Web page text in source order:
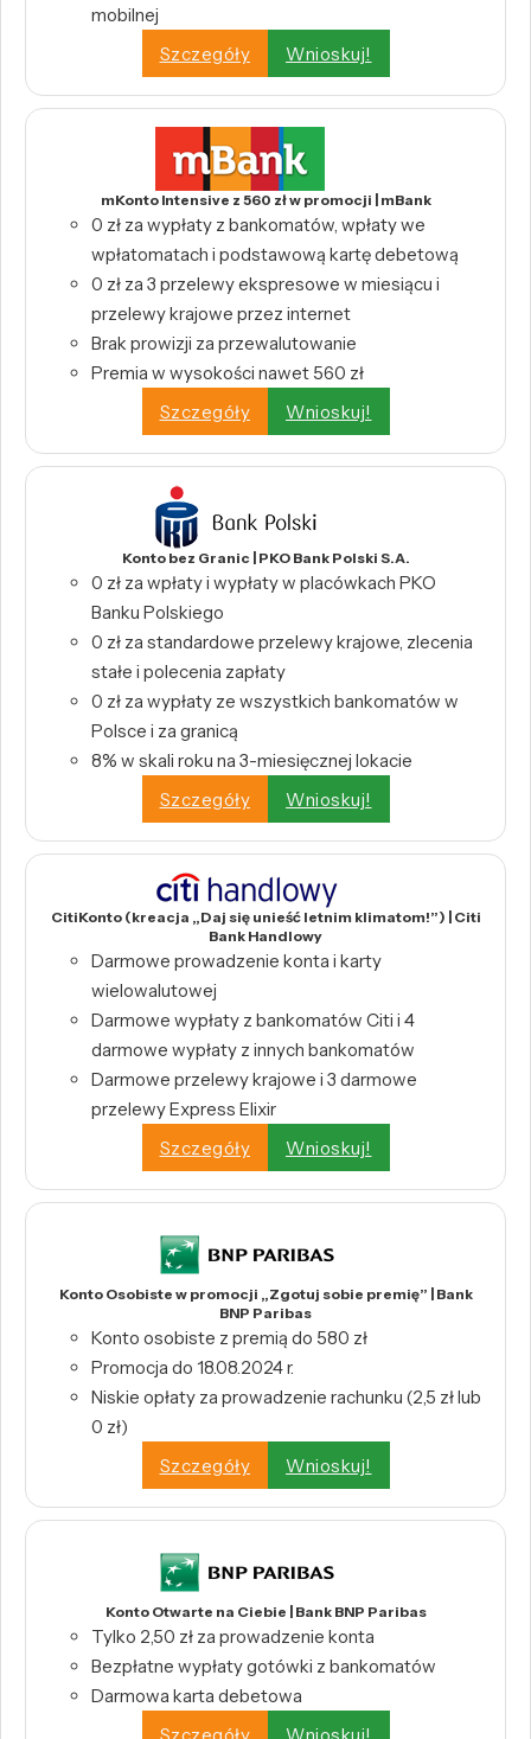
mobilnej
Szczegóły
Wnioskuj!
mKonto Intensive z 560 zł w promocji | mBank
0 zł za wypłaty z bankomatów, wpłaty we
wpłatomatach i podstawową kartę debetową
0 zł za 3 przelewy ekspresowe w miesiącu i
przelewy krajowe przez internet
Brak prowizji za przewalutowanie
Premia w wysokości nawet 560 zł
Szczegóły
Wnioskuj!
Konto bez Granic | PKO Bank Polski S.A.
0 zł za wpłaty i wypłaty w placówkach PKO
Banku Polskiego
0 zł za standardowe przelewy krajowe, zlecenia
stałe i polecenia zapłaty
0 zł za wypłaty ze wszystkich bankomatów w
Polsce i za granicą
8% w skali roku na 3-miesięcznej lokacie
Szczegóły
Wnioskuj!
CitiKonto (kreacja „Daj się unieść letnim klimatom!”) | Citi
Bank Handlowy
Darmowe prowadzenie konta i karty
wielowalutowej
Darmowe wypłaty z bankomatów Citi i 4
darmowe wypłaty z innych bankomatów
Darmowe przelewy krajowe i 3 darmowe
przelewy Express Elixir
Szczegóły
Wnioskuj!
Konto Osobiste w promocji „Zgotuj sobie premię” | Bank
BNP Paribas
Konto osobiste z premią do 580 zł
Promocja do 18.08.2024 r.
Niskie opłaty za prowadzenie rachunku (2,5 zł lub
0 zł)
Szczegóły
Wnioskuj!
Konto Otwarte na Ciebie | Bank BNP Paribas
Tylko 2,50 zł za prowadzenie konta
Bezpłatne wypłaty gotówki z bankomatów
Darmowa karta debetowa